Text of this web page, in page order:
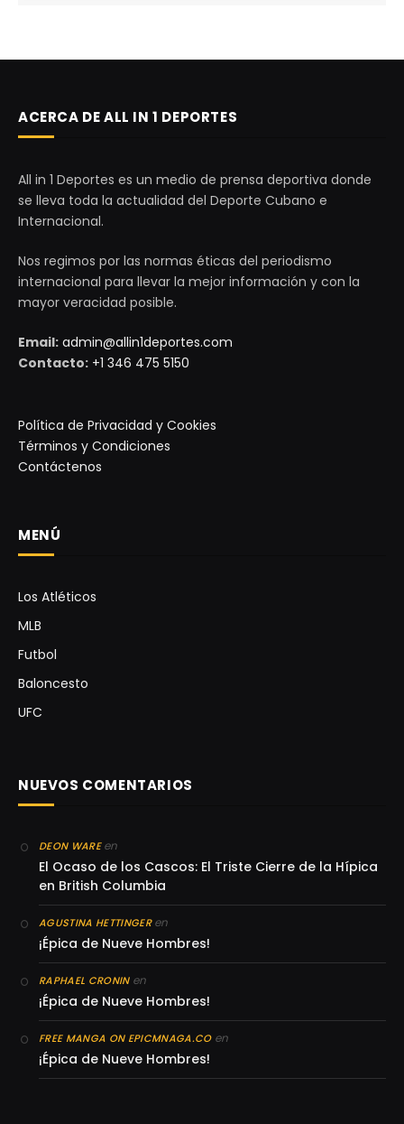
ACERCA DE ALL IN 1 DEPORTES
All in 1 Deportes es un medio de prensa deportiva donde
se lleva toda la actualidad del Deporte Cubano e
Internacional.
Nos regimos por las normas éticas del periodismo
internacional para llevar la mejor información y con la
mayor veracidad posible.
Email: admin@allin1deportes.com
Contacto: +1 346 475 5150
Política de Privacidad y Cookies
Términos y Condiciones
Contáctenos
MENÚ
Los Atléticos
MLB
Futbol
Baloncesto
UFC
NUEVOS COMENTARIOS
DEON WAREen
El Ocaso de los Cascos: El Triste Cierre de la Hípica
en British Columbia
AGUSTINA HETTINGERen
¡Épica de Nueve Hombres!
RAPHAEL CRONINen
¡Épica de Nueve Hombres!
FREE MANGA ON EPICMNAGA.COen
¡Épica de Nueve Hombres!